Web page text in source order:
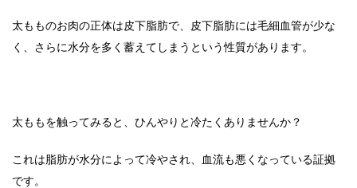
太もものお肉の正体は皮下脂肪で、皮下脂肪には毛細血管が少な
く、さらに水分を多く蓄えてしまうという性質があります。
太ももを触ってみると、ひんやりと冷たくありませんか？
これは脂肪が水分によって冷やされ、血流も悪くなっている証拠
です。